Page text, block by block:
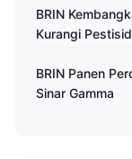
BRIN
Kurangi
BRIN Panen
Sinar Gamma